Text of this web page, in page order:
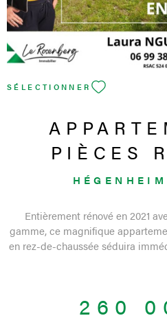
SÉLECTIONNER
PIÈCES
PROCHE
Entièrement rénové en 2021
gamme, ce magnifique
en rez-de-chaussée séduira
entretenu. L’entrée dessert une
260